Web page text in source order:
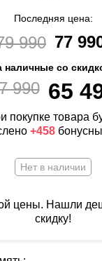
Последняя цена:
990 77
наличные со
990 65
покупке товара
+458
Нет в наличии
цены. Нашли
скидку!